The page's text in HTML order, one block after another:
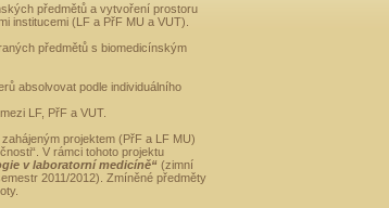
předmětů a vytvoření prostoru
institucemi (LF a PřF MU a VUT).
předmětů s biomedicínským
absolvovat podle individuálního
LF, PřF a VUT.
projektem (PřF a LF MU)
V rámci tohoto projektu
v laboratorní medicíně“ (zimní
2011/2012). Zmíněné předměty